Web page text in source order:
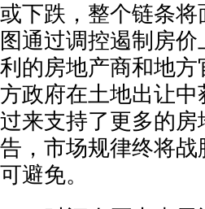
或下跌，整个链条
图通过调控遏制房
利的房地产商和地
方政府在土地出让
过来支持了更多的
告，市场规律终将
可避免。